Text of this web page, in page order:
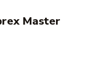
Сопутствующие товары
Master